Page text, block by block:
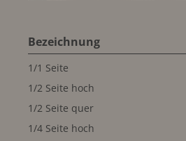
Bezeichnung
1/1 Seite
1/2 Seite hoch
1/2 Seite quer
1/4 Seite hoch